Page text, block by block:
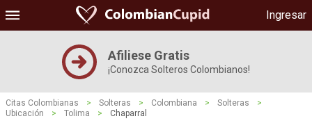
Ingresar
Afiliese Gratis
¡Conozca Solteros Colombianos!
Citas Colombianas > Solteras > Colombiana > Solteras
>
Ubicación
> Tolima > Chaparral